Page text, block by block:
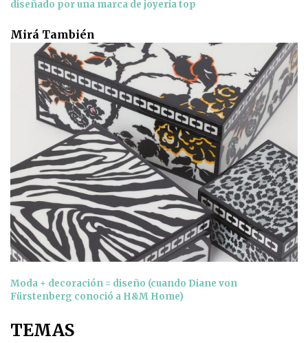
diseñado por una marca de joyería top
Mirá También
Moda + decoración = diseño (cuando Diane von
Fürstenberg conoció a H&M Home)
TEMAS